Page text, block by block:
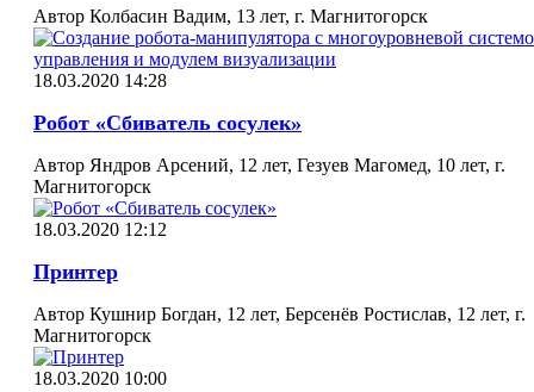
Автор Колбасин Вадим, 13 лет, г. Магнитогорск
18.03.2020 14:28
Робот «Сбиватель сосулек»
Автор Яндров Арсений, 12 лет, Гезуев Магомед, 10 лет, г.
Магнитогорск
18.03.2020 12:12
Принтер
Автор Кушнир Богдан, 12 лет, Берсенёв Ростислав, 12 лет, г.
Магнитогорск
18.03.2020 10:00